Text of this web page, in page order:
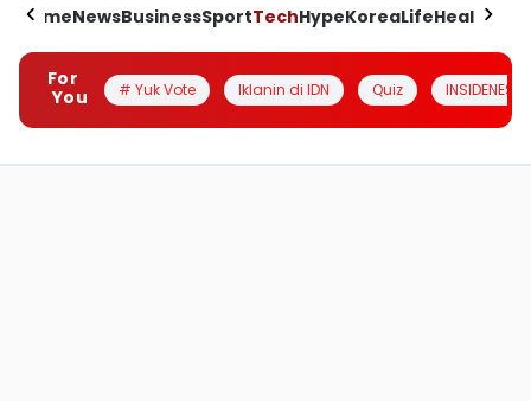
HomeNewsBusinessSportTechHypeKoreaLifeHealth
For
You
# Yuk Vote Iklanin di IDN Quiz INSIDENESIA